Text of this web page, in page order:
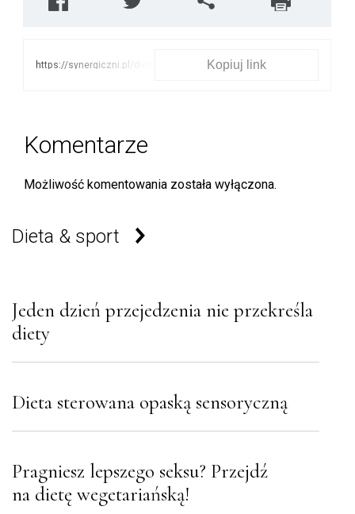
https://synergiczni.pl/dieta-
Kopiuj link
Komentarze
Możliwość komentowania została wyłączona.
Dieta & sport
Jeden dzień przejedzenia nie przekreśla
diety
Dieta sterowana opaską sensoryczną
Pragniesz lepszego seksu? Przejdź
na dietę wegetariańską!